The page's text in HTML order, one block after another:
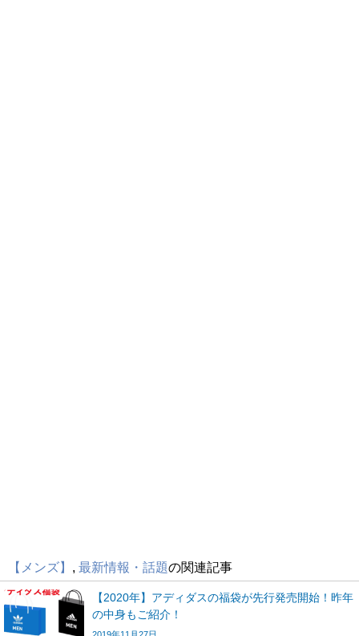
【メンズ】 , 最新情報・話題の関連記事
【2020年】アディダスの福袋が先行発売開始！昨年
の中身もご紹介！